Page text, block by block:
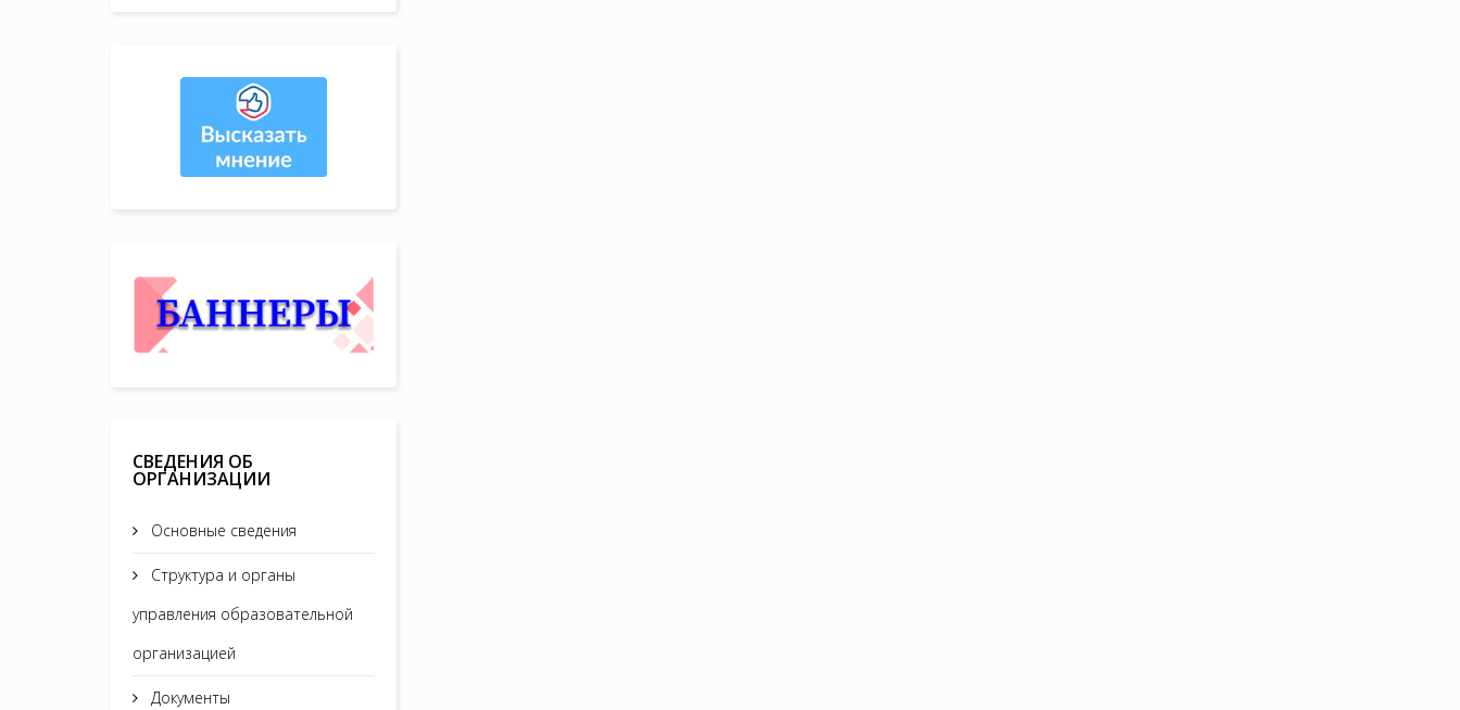
СВЕДЕНИЯ ОБ
ОРГАНИЗАЦИИ
Основные сведения
Структура и органы
управления образовательной
организацией
Документы